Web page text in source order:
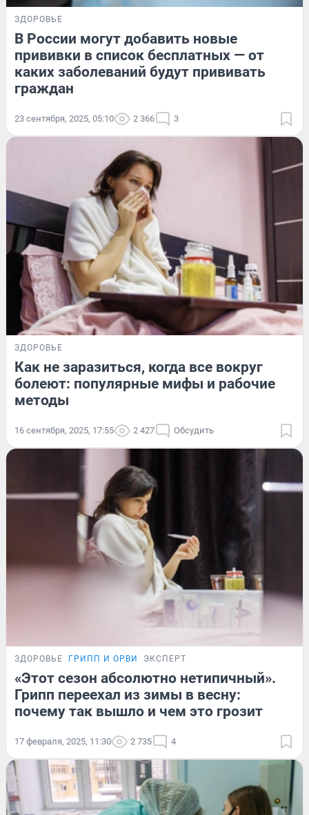
ЗДОРОВЬЕ
В России могут добавить новые
прививки в список бесплатных — от
каких заболеваний будут прививать
граждан
23 сентября, 2025, 05:10 2 366 3
ЗДОРОВЬЕ
Как не заразиться, когда все вокруг
болеют: популярные мифы и рабочие
методы
16 сентября, 2025, 17:55 2 427 Обсудить
ЗДОРОВЬЕ ГРИПП И ОРВИ ЭКСПЕРТ
«Этот сезон абсолютно нетипичный».
Грипп переехал из зимы в весну:
почему так вышло и чем это грозит
17 февраля, 2025, 11:30 2 735 4